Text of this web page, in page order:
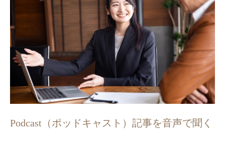
Podcast（ポッドキャスト）記事を音声で聞く